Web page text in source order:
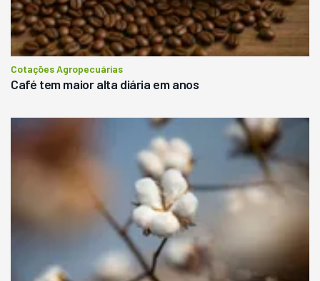
Cotações Agropecuárias
Café tem maior alta diária em anos